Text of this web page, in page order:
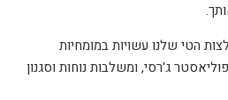
הטי שלנו עשויות במומחיות
מ-60% כותנה סרוקה ו-40% פוליאסטר ג'רסי, ומשלבות נוחות וסגנון